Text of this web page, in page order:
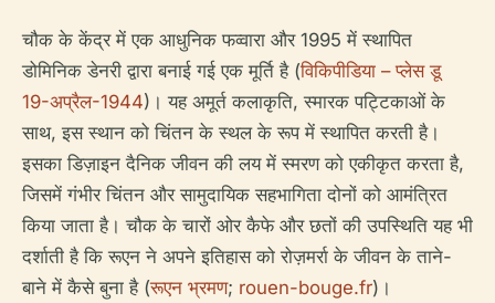
चौक के केंद्र में एक आधुनिक फव्वारा और 1995 में स्थापित
डोमिनिक डेनरी द्वारा बनाई गई एक मूर्ति है (विकिपीडिया – प्लेस डू
19-अप्रैल-1944)। यह अमूर्त कलाकृति, स्मारक पट्टिकाओं के
साथ, इस स्थान को चिंतन के स्थल के रूप में स्थापित करती है।
इसका डिज़ाइन दैनिक जीवन की लय में स्मरण को एकीकृत करता है,
जिसमें गंभीर चिंतन और सामुदायिक सहभागिता दोनों को आमंत्रित
किया जाता है। चौक के चारों ओर कैफे और छतों की उपस्थिति यह भी
दर्शाती है कि रूएन ने अपने इतिहास को रोज़मर्रा के जीवन के ताने-
बाने में कैसे बुना है (रूएन भ्रमण; rouen-bouge.fr)।